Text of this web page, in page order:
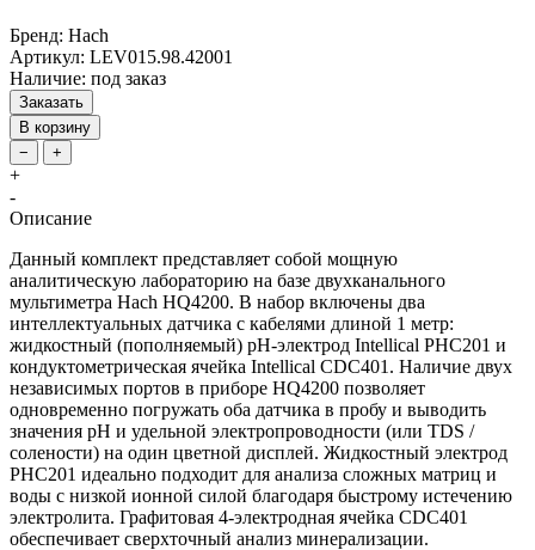
Бренд: Hach
Артикул: LEV015.98.42001
Наличие: под заказ
Заказать
В корзину
−
+
+
-
Описание
Данный комплект представляет собой мощную
аналитическую лабораторию на базе двухканального
мультиметра Hach HQ4200. В набор включены два
интеллектуальных датчика с кабелями длиной 1 метр:
жидкостный (пополняемый) pH-электрод Intellical PHC201 и
кондуктометрическая ячейка Intellical CDC401. Наличие двух
независимых портов в приборе HQ4200 позволяет
одновременно погружать оба датчика в пробу и выводить
значения pH и удельной электропроводности (или TDS /
солености) на один цветной дисплей. Жидкостный электрод
PHC201 идеально подходит для анализа сложных матриц и
воды с низкой ионной силой благодаря быстрому истечению
электролита. Графитовая 4-электродная ячейка CDC401
обеспечивает сверхточный анализ минерализации.